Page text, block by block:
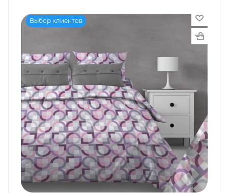
Выбор клиентов